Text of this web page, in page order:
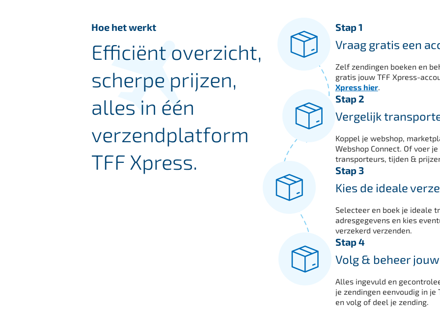
Hoe het werkt
Efficiënt overzicht,
scherpe prijzen,
alles in één
verzendplatform
TFF Xpress.
Stap 1
Vraag gratis een
Zelf zendingen boeken en
gratis jouw TFF Xpress-
Xpress hier.
Stap 2
Vergelijk
Koppel je webshop,
Webshop Connect. Of voer
transporteurs, tijden &
Stap 3
Kies de ideale
Selecteer en boek je ideale
adresgegevens en kies
verzekerd verzenden.
Stap 4
Volg & beheer
Alles ingevuld en
je zendingen eenvoudig in
en volg of deel je zending.